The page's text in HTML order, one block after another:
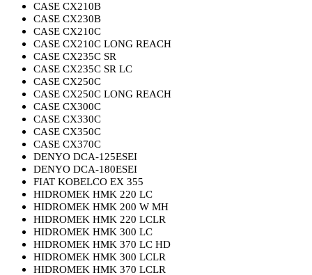
CASE CX210B
CASE CX230B
CASE CX210C
CASE CX210C LONG REACH
CASE CX235C SR
CASE CX235C SR LC
CASE CX250C
CASE CX250C LONG REACH
CASE CX300C
CASE CX330C
CASE CX350C
CASE CX370C
DENYO DCA-125ESEI
DENYO DCA-180ESEI
FIAT KOBELCO EX 355
HIDROMEK HMK 220 LC
HIDROMEK HMK 200 W MH
HIDROMEK HMK 220 LCLR
HIDROMEK HMK 300 LC
HIDROMEK HMK 370 LC HD
HIDROMEK HMK 300 LCLR
HIDROMEK HMK 370 LCLR